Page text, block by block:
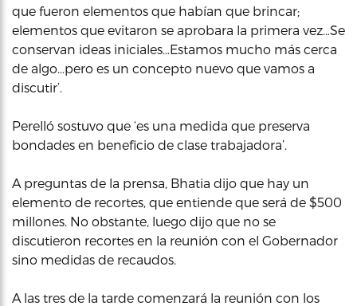
que fueron elementos que habían que brincar;
elementos que evitaron se aprobara la primera vez…Se
conservan ideas iniciales…Estamos mucho más cerca
de algo…pero es un concepto nuevo que vamos a
discutir’.
Perelló sostuvo que ‘es una medida que preserva
bondades en beneficio de clase trabajadora’.
A preguntas de la prensa, Bhatia dijo que hay un
elemento de recortes, que entiende que será de $500
millones. No obstante, luego dijo que no se
discutieron recortes en la reunión con el Gobernador
sino medidas de recaudos.
A las tres de la tarde comenzará la reunión con los